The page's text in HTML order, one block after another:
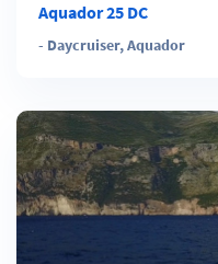
Aquador 25 DC
- Daycruiser,Aquador